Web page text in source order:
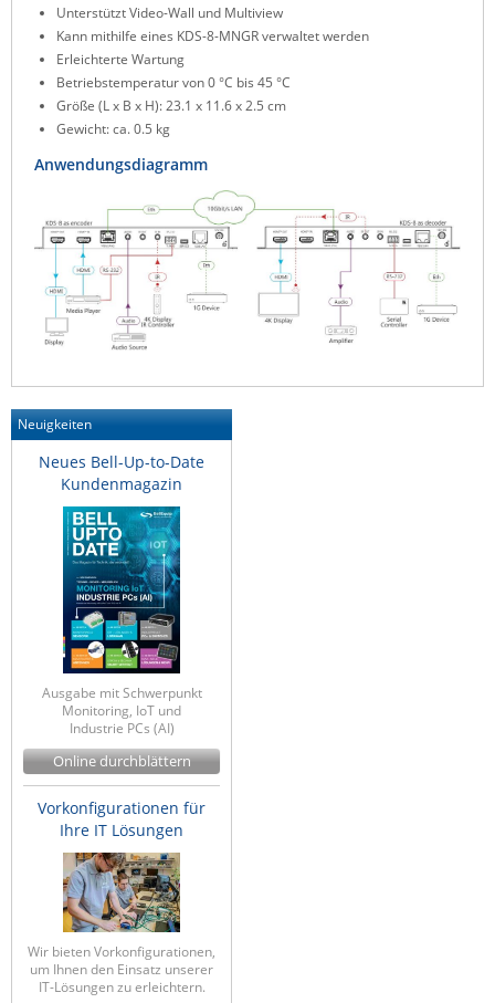
ZPE Systems
News zu unseren Herstellern
Unterstützt Video-Wall und Multiview
Kann mithilfe eines KDS-8-MNGR verwaltet werden
Erleichterte Wartung
Betriebstemperatur von 0 °C bis 45 °C
Größe (L x B x H): 23.1 x 11.6 x 2.5 cm
Gewicht: ca. 0.5 kg
Anwendungsdiagramm
Neuigkeiten
Neues Bell-Up-to-Date
Kundenmagazin
Ausgabe mit Schwerpunkt
Monitoring, IoT und
Industrie PCs (AI)
Online durchblättern
Vorkonfigurationen für
Ihre IT Lösungen
Wir bieten Vorkonfigurationen,
um Ihnen den Einsatz unserer
IT-Lösungen zu erleichtern.